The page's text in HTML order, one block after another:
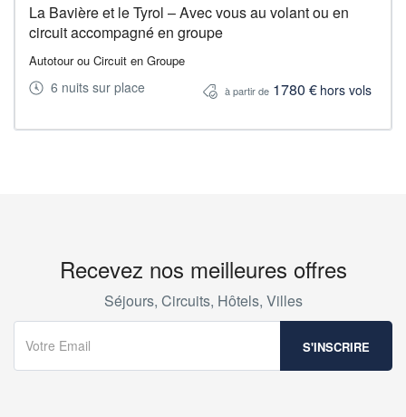
La Bavière et le Tyrol – Avec vous au volant ou en
circuit accompagné en groupe
Autotour ou Circuit en Groupe
6 nuits sur place à partir de 1780 € hors vols
Recevez nos meilleures offres
Séjours, Circuits, Hôtels, Villes